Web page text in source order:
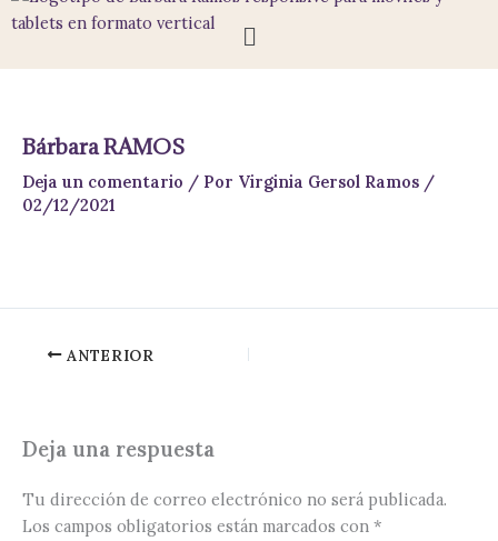
contenido
Menú
Bárbara RAMOS
Deja un comentario / Por Virginia Gersol Ramos /
02/12/2021
ANTERIOR
Deja una respuesta
Tu dirección de correo electrónico no será publicada.
Los campos obligatorios están marcados con *